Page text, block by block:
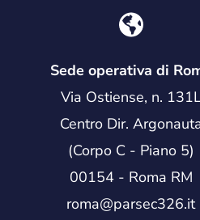
Sede operativa di
Via Ostiense, n.
Centro Dir.
(Corpo C - Piano 5)
00154 - Roma RM
roma@parsec326.it